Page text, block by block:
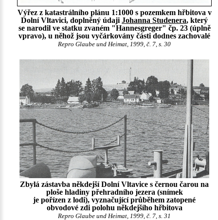
Výřez z katastrálního plánu 1:1000 s pozemkem hřbitova v
Dolní Vltavici, doplněný údaji Johanna Studenera, který
se narodil ve statku zvaném "Hannesgreger" čp. 23 (úplně
vpravo), u něhož jsou vyčárkovány části dodnes zachovalé
Repro Glaube und Heimat, 1999, č. 7, s. 30
Zbylá zástavba někdejší Dolní Vltavice s černou čarou na
ploše hladiny přehradního jezera (snímek
je pořízen z lodi), vyznačující průběhem zatopené
obvodové zdi polohu někdejšího hřbitova
Repro Glaube und Heimat, 1999, č. 7, s. 31